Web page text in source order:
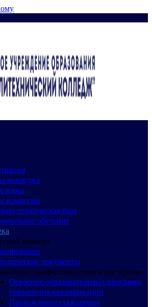
колледжа
комиссии
техническая база
обучение
кабинет
документы
профессионального мастерства
Освоение образовательных программ
повышения квалификации
Прохождение стажировок